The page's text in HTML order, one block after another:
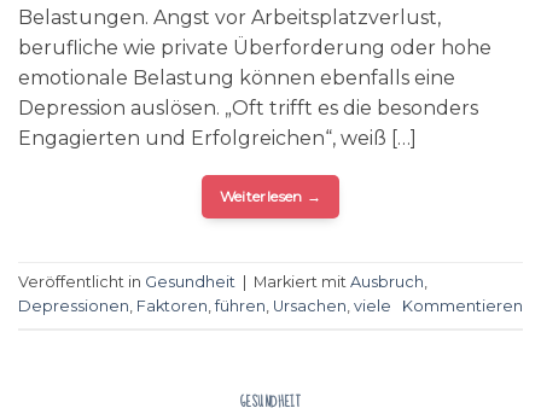
Belastungen. Angst vor Arbeitsplatzverlust,
berufliche wie private Überforderung oder hohe
emotionale Belastung können ebenfalls eine
Depression auslösen. „Oft trifft es die besonders
Engagierten und Erfolgreichen“, weiß […]
Weiterlesen →
Veröffentlicht in Gesundheit Markiert mit Ausbruch
Depressionen Faktoren ,führen Ursachen viele Kommentieren
GESUNDHEIT